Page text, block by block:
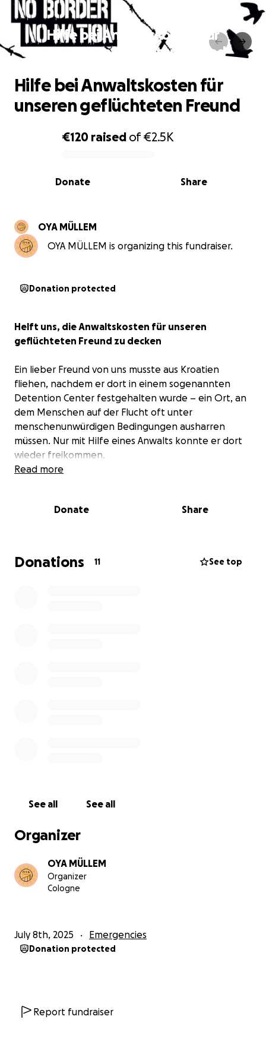
Hilfe bei Anwaltskosten für
unseren geflüchteten Freund
0% complete
€120 raised of€2.5K
Share
Donate
Hilfe bei Anwaltskosten für
unseren geflüchteten Freund
OYA MÜLLEM
OYA MÜLLEM is organizing this fundraiser.
Donation protected
Helft uns, die Anwaltskosten für unseren
geflüchteten Freund zu decken
Ein lieber Freund von uns musste aus Kroatien
fliehen, nachdem er dort in einem sogenannten
Detention Center festgehalten wurde – ein Ort, an
dem Menschen auf der Flucht oft unter
menschenunwürdigen Bedingungen ausharren
müssen. Nur mit Hilfe eines Anwalts konnte er dort
wieder freikommen.
Gruppe, die dort massiver Verfolgung ausgesetzt ist.
Die Kosten für den Anwalt, der seine Freiheit
Read more
Donate Share
Donations 11 See top
See all See all
Organizer
OYA MÜLLEM
Organizer
Cologne
July 8th, 2025 Emergencies
Donation protected
Report fundraiser